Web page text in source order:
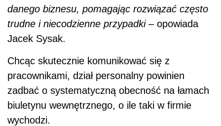
danego biznesu, pomagając rozwiązać często
trudne i niecodzienne przypadki– opowiada
Jacek Sysak.
Chcąc skutecznie komunikować się z
pracownikami, dział personalny powinien
zadbać o systematyczną obecność na łamach
biuletynu wewnętrznego, o ile taki w firmie
wychodzi.